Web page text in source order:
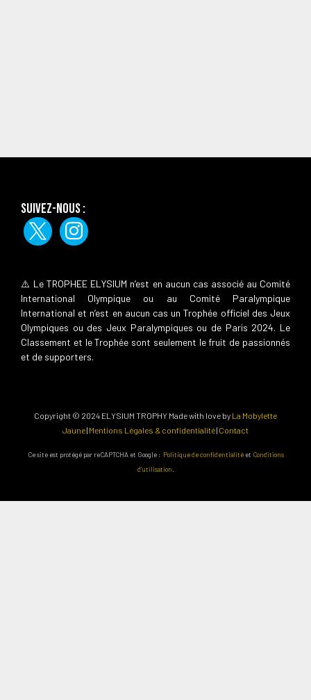
Suivez-nous :
⚠️ Le TROPHEE ELYSIUM n’est en aucun cas associé au Comité
International Olympique ou au Comité Paralympique
International et n’est en aucun cas un Trophée officiel des Jeux
Olympiques ou des Jeux Paralympiques ou de Paris 2024. Le
Classement et le Trophée sont seulement le fruit de passionnés
et de supporters.
Copyright © 2024 ELYSIUM TROPHY Made with love by La Mobylette
Jaune| Mentions Légales & confidentialité| Contact
Ce site est protégé par reCAPTCHA et Google : Politique de confidentialitéet Conditions
d’utilisation